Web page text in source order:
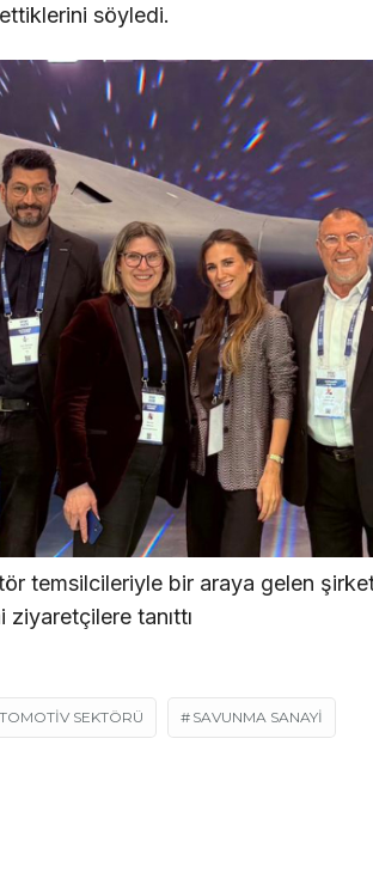
söyledi.
temsilcileriyle bir araya gelen
tanıttı
SEKTÖRÜ SAVUNMA SANAYI